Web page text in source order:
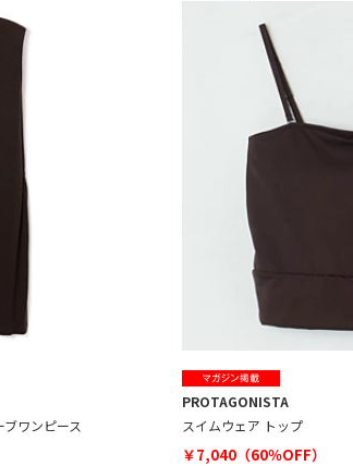
ブワンピース
PROTAGONISTA
スイムウェア トップ
￥7,040（60％OFF）